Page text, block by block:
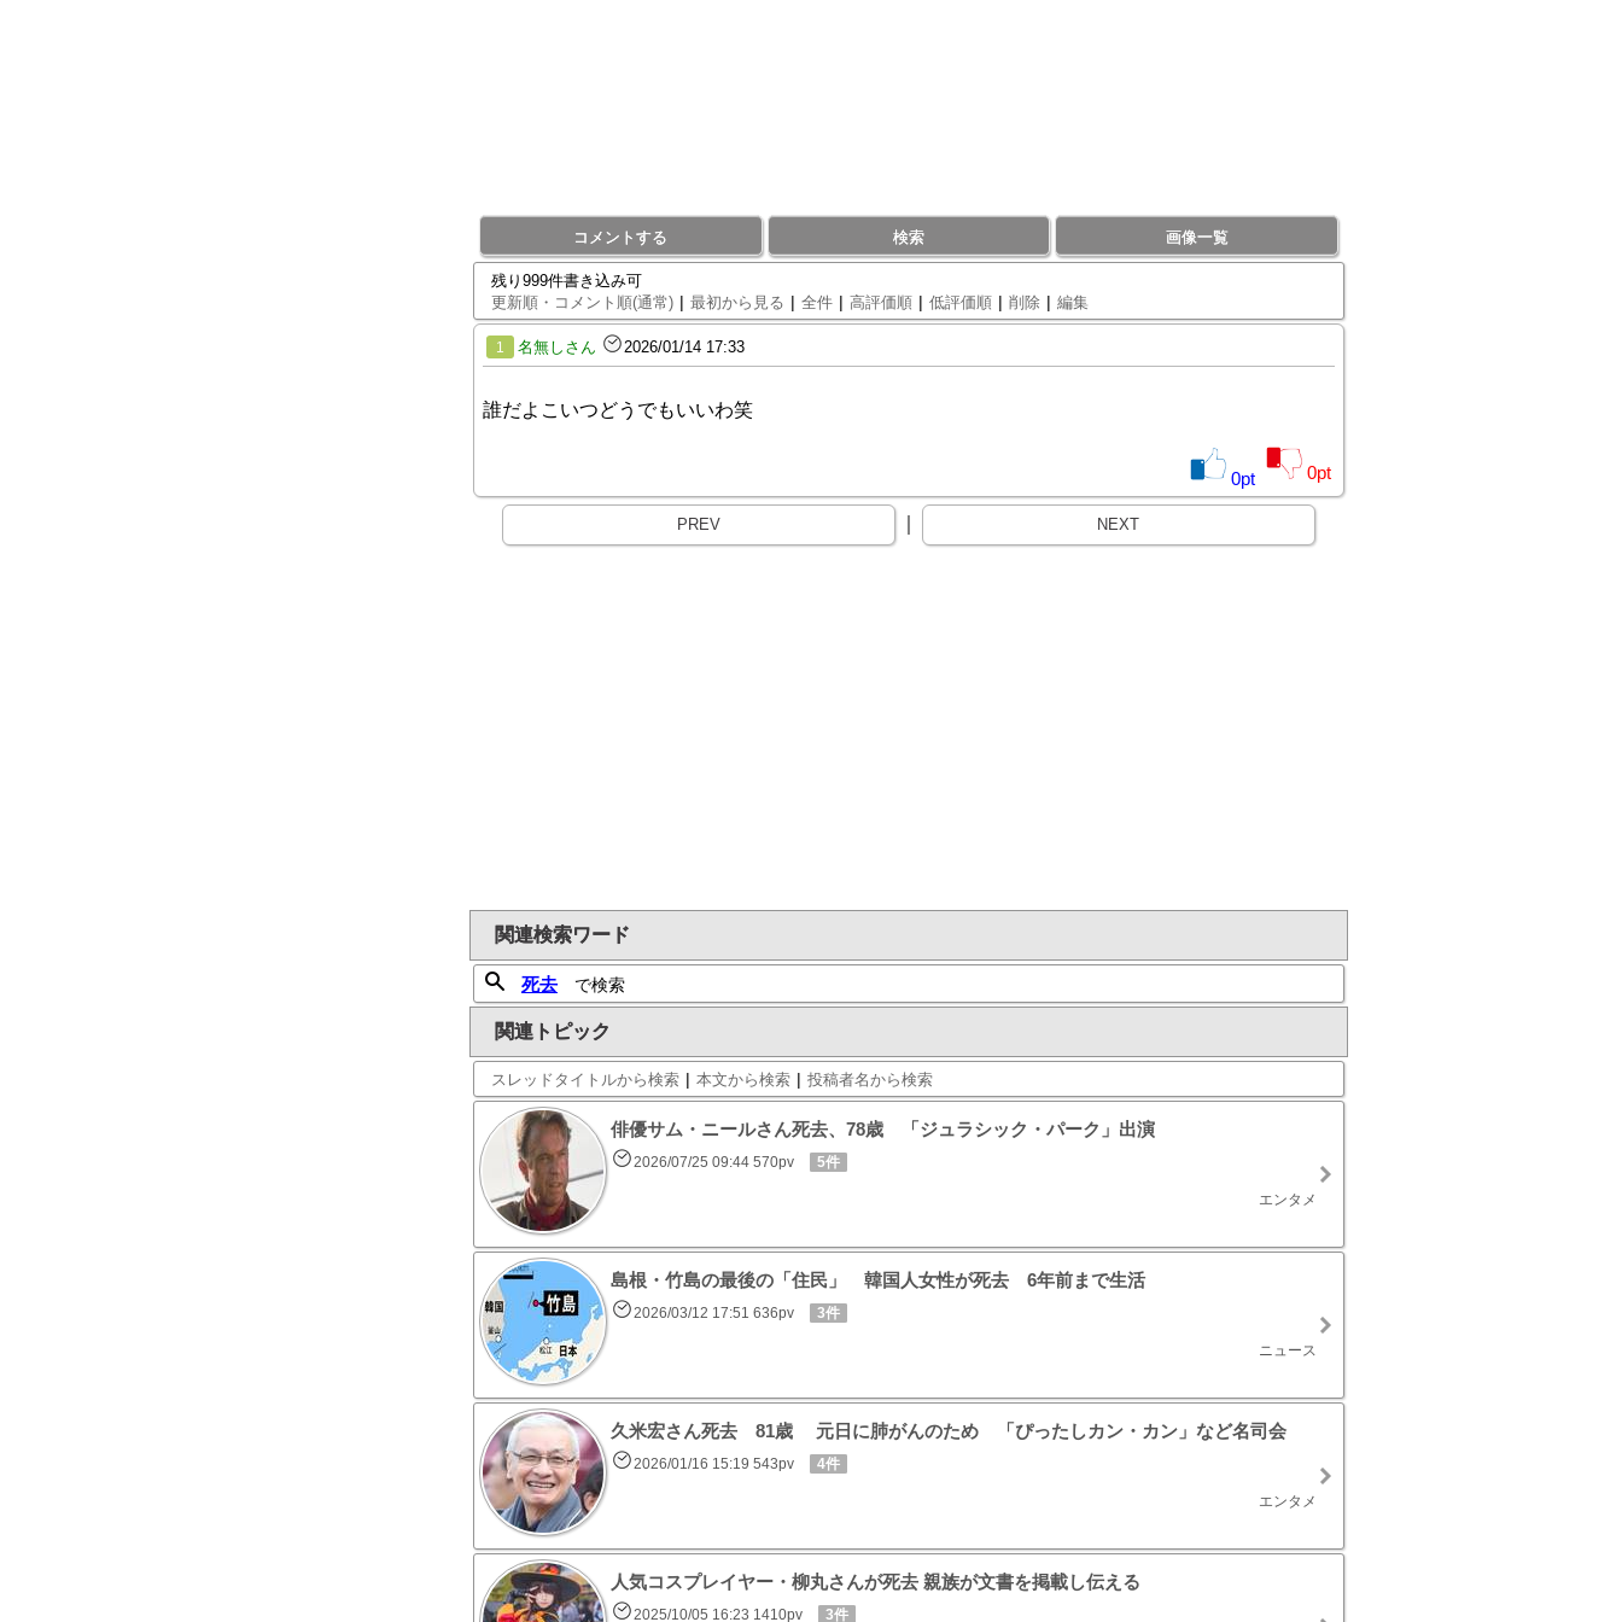
コメントする 検索 画像一覧
残り999件書き込み可
更新順・コメント順(通常) | 最初から見る | 全件 | 高評価順 | 低評価順 | 削除 | 編集
1 名無しさん 2026/01/14 17:33
誰だよこいつどうでもいいわ笑
0pt 0pt
PREV NEXT
関連検索ワード
死去 で検索
関連トピック
スレッドタイトルから検索 | 本文から検索 | 投稿者名から検索
俳優サム・ニールさん死去、78歳 「ジュラシック・パーク」出演
2026/07/25 09:44 570pv 5件
エンタメ
島根・竹島の最後の「住民」 韓国人女性が死去 6年前まで生活
2026/03/12 17:51 636pv 3件
ニュース
久米宏さん死去 81歳 元日に肺がんのため 「ぴったしカン・カン」など名司会
2026/01/16 15:19 543pv 4件
エンタメ
人気コスプレイヤー・柳丸さんが死去 親族が文書を掲載し伝える
2025/10/05 16:23 1410pv 3件